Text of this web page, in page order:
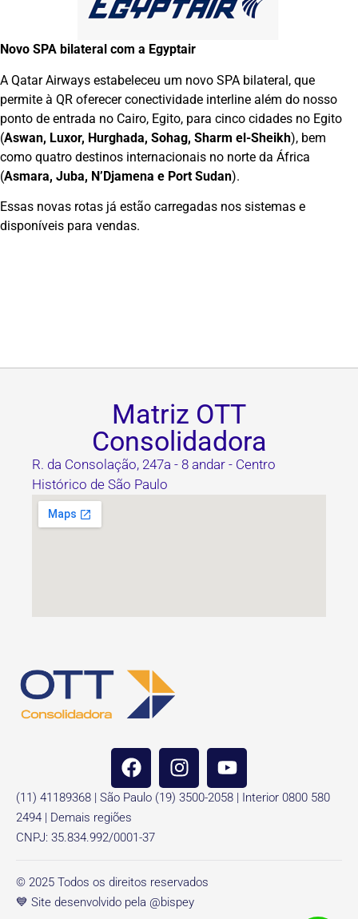
Novo SPA bilateral com a Egyptair
A Qatar Airways estabeleceu um novo SPA bilateral, que
permite à QR oferecer conectividade interline além do nosso
ponto de entrada no Cairo, Egito, para cinco cidades no Egito
(Aswan, Luxor, Hurghada, Sohag, Sharm el-Sheikh), bem
como quatro destinos internacionais no norte da África
(Asmara, Juba, N’Djamena e Port Sudan).
Essas novas rotas já estão carregadas nos sistemas e
disponíveis para vendas.
Matriz OTT
Consolidadora
R. da Consolação, 247a - 8 andar - Centro
Histórico de São Paulo
(11) 41189368 | São Paulo (19) 3500-2058 | Interior 0800 580
2494 | Demais regiões
CNPJ: 35.834.992/0001-37
© 2025 Todos os direitos reservados
💙 Site desenvolvido pela @bispey